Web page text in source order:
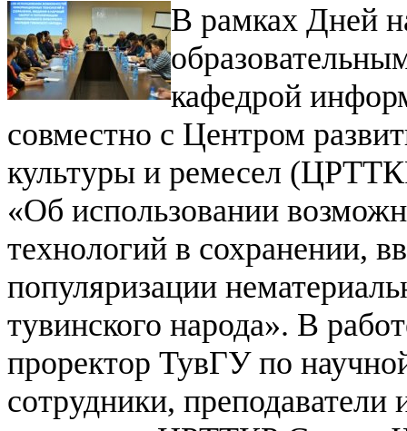
В рамках Дней
кафедрой
совместно с Центром
культуры и ремесел
«Об использовании
технологий в сохранении,
популяризации
тувинского народа». В
проректор ТувГУ по
сотрудники, преподаватели